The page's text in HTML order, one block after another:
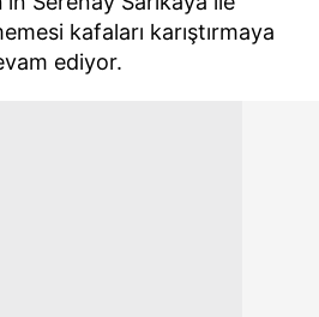
kafaları karıştırmaya
ediyor.